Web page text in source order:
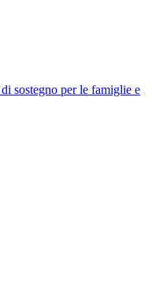
sostegno per le famiglie e